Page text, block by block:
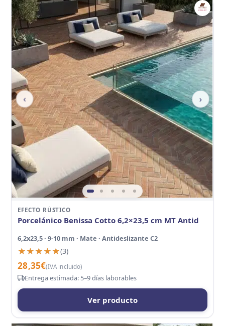
‹ ›
EFECTO RÚSTICO
Porcelánico Benissa Cotto 6,2×23,5 cm MT Antid
6,2x23,5 · 9-10 mm · Mate · Antideslizante C2
★★★★★
★★★★★(3)
28,35€(IVA incluido)
Entrega estimada: 5–9 días laborables
Ver producto